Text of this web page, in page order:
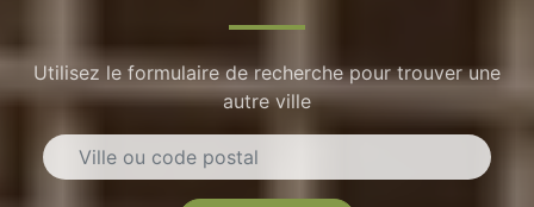
Utilisez le formulaire de recherche pour trouver une
autre ville